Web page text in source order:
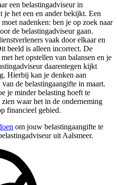
een belastingadviseur in
je het een en ander bekijkt. Een
nadenken: ben je op zoek naar
de belastingadviseur gaan.
vaak door elkaar en
beeld is alleen incorrect. De
het opstellen van balansen en je
daarentegen kijkt
Hierbij kan je denken aan
de belastingaangifte in maart.
je minder belasting hoeft te
waar het in de onderneming
financieel gebied.
om jouw belastingaangifte te
uit Aalsmeer.